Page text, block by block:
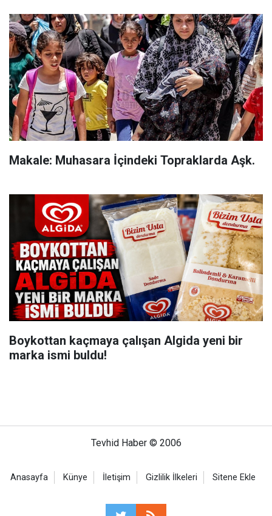
Makale: Muhasara İçindeki Topraklarda Aşk.
Boykottan kaçmaya çalışan Algida yeni bir
marka ismi buldu!
Tevhid Haber © 2006
Anasayfa Künye İletişim Gizlilik İlkeleri Sitene Ekle